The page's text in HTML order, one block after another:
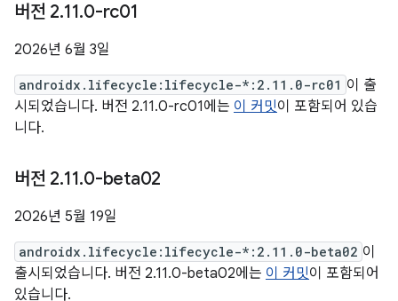
버전 2.11.0-rc01
2026년 6월 3일
androidx.lifecycle:lifecycle-*:2.11.0-rc01 이 출
시되었습니다. 버전 2.11.0-rc01에는 이 커밋이 포함되어 있습
니다.
버전 2.11.0-beta02
2026년 5월 19일
androidx.lifecycle:lifecycle-*:2.11.0-beta02 이
출시되었습니다. 버전 2.11.0-beta02에는 이 커밋이 포함되어
있습니다.